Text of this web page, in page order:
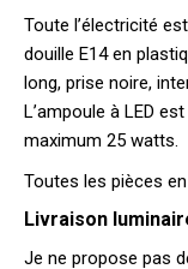
Toute l’électricité
douille E14 en
long, prise noire,
L’ampoule à LED
maximum 25 watts.
Toutes les pièces
Livraison
Je ne propose pas